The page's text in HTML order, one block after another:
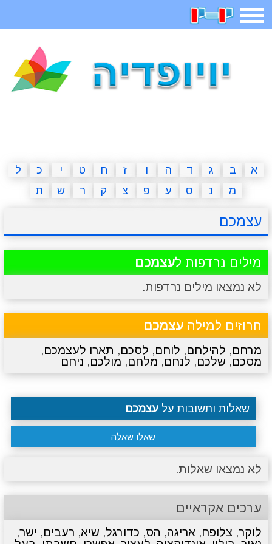
תפריט
איש תלוי מדריכים פוקימון גו מצא הבדלים
יצירה משחקי בנות אשליות חדשות
א ב ג ד ה ו ז ח ט י כ
ל
מ
נ ס ע פ צ ק ר ש ת
עצמכם
מילים נרדפות לעצמכם
לא נמצאו מילים נרדפות.
חרוזים למילה עצמכם
מרחם, להילחם, לוחם, לסכם, תארו לעצמכם,
מסכם, שלכם, לנחם, מלחם, מולכם, ניחם
שאלות ותשובות על עצמכם
שאלו שאלה
לא נמצאו שאלות.
ערכים אקראיים
לוקר, צלופח, אריגה, הס, כדורגל, שיא, רעבים, ישר,